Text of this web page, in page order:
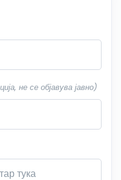
не се објавува јавно)